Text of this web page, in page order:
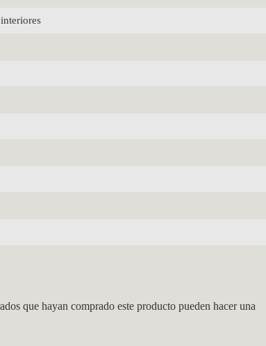
que hayan comprado este producto pueden hacer una